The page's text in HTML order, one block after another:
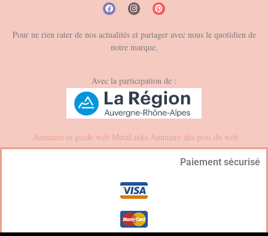
Pour ne rien rater de nos actualités et partager avec nous le quotidien de
notre marque.
Avec la participation de :
Annuaire et guide web MetaLinks Annuaire des pros du web
Paiement sécurisé